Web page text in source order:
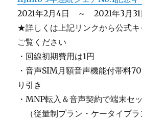
2021年2月4日 ～ 2021年3月31
★詳しくは上記リンクから公式キ
ご覧ください
・回線初期費用は1円
・音声SIM月額音声機能付帯料
り引き
・MNP転入＆音声契約で端末セ
（従量制プラン・ケータイプ